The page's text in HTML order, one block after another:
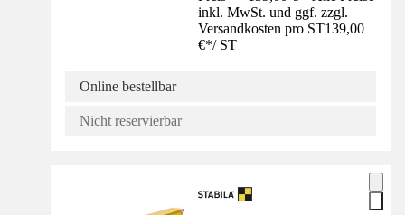
inkl. MwSt. und ggf. zzgl.
Versandkosten pro ST139,00
€*/ ST
Online bestellbar
Nicht reservierbar